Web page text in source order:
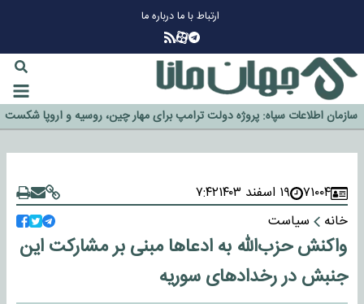
ارتباط با مادرباره ما
گزینه جدایی اوسمار روی میز مدیران پرسپولیس
آیا رئیس جمهور آمریکا قانون را دور می‌زند؟
اخراج رسمی چهره نامدار از پرسپولیس
سازمان اطلاعات سپاه: پروژه دولت ترامپ برای مهار چین، روسیه و اروپا شکست
خورد
۷۱۰۰۴ ۱۹ اسفند ۱۴۰۳
۷:۴۲
خانه
سیاست
واکنش حزب‌الله به ادعاها مبنی بر مشارکت این
جنبش در رخدادهای سوریه